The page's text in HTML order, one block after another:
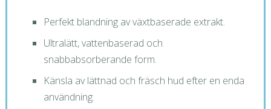
Perfekt blandning av växtbaserade extrakt.
Ultralätt, vattenbaserad och
snabbabsorberande form.
Känsla av lättnad och fräsch hud efter en enda
användning.